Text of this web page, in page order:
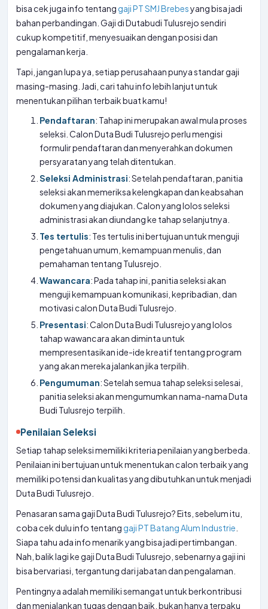
bisa cek juga info tentang gaji PT SMJ Brebesyang bisa jadi
bahan perbandingan. Gaji di Dutabudi Tulusrejo sendiri
cukup kompetitif, menyesuaikan dengan posisi dan
pengalaman kerja.
Tapi, jangan lupa ya, setiap perusahaan punya standar gaji
masing-masing. Jadi, cari tahu info lebih lanjut untuk
menentukan pilihan terbaik buat kamu!
Pendaftaran: Tahap ini merupakan awal mula proses
seleksi. Calon Duta Budi Tulusrejo perlu mengisi
formulir pendaftaran dan menyerahkan dokumen
persyaratan yang telah ditentukan.
Seleksi Administrasi: Setelah pendaftaran, panitia
seleksi akan memeriksa kelengkapan dan keabsahan
dokumen yang diajukan. Calon yang lolos seleksi
administrasi akan diundang ke tahap selanjutnya.
Tes tertulis: Tes tertulis ini bertujuan untuk menguji
pengetahuan umum, kemampuan menulis, dan
pemahaman tentang Tulusrejo.
Wawancara: Pada tahap ini, panitia seleksi akan
menguji kemampuan komunikasi, kepribadian, dan
motivasi calon Duta Budi Tulusrejo.
Presentasi: Calon Duta Budi Tulusrejo yang lolos
tahap wawancara akan diminta untuk
mempresentasikan ide-ide kreatif tentang program
yang akan mereka jalankan jika terpilih.
Pengumuman: Setelah semua tahap seleksi selesai,
panitia seleksi akan mengumumkan nama-nama Duta
Budi Tulusrejo terpilih.
Penilaian Seleksi
Setiap tahap seleksi memiliki kriteria penilaian yang berbeda.
Penilaian ini bertujuan untuk menentukan calon terbaik yang
memiliki potensi dan kualitas yang dibutuhkan untuk menjadi
Duta Budi Tulusrejo.
Penasaran sama gaji Duta Budi Tulusrejo? Eits, sebelum itu,
coba cek dulu info tentang gaji PT Batang Alum Industrie
Siapa tahu ada info menarik yang bisa jadi pertimbangan.
Nah, balik lagi ke gaji Duta Budi Tulusrejo, sebenarnya gaji ini
bisa bervariasi, tergantung dari jabatan dan pengalaman.
Pentingnya adalah memiliki semangat untuk berkontribusi
dan menjalankan tugas dengan baik, bukan hanya terpaku